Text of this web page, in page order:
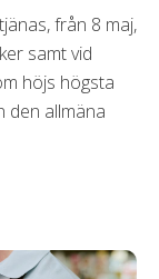
från 8 maj,
samt vid
höjs högsta
den allmäna